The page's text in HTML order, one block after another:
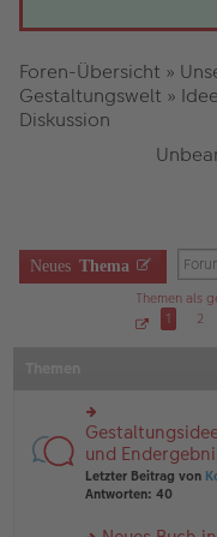
Foren-Übersicht »
Gestaltungswelt »
Diskussion
Neues Thema
Themen als
o
1
4
1 2
rs
te
r
u
n
und
Letzter Beitrag von
Antworten: 40